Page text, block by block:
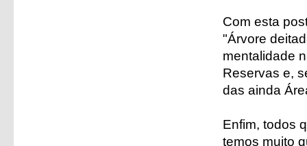
Com esta
"Árvore
mentalidade
Reservas e,
das ainda
Enfim, todos
temos muito